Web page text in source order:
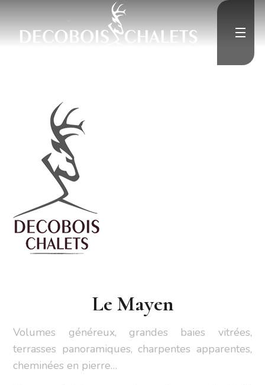
Rénovation
Médias
">
Contact
Le Mayen
Volumes généreux, grandes baies vitrées,
terrasses panoramiques, charpentes apparentes,
cheminées en pierre…